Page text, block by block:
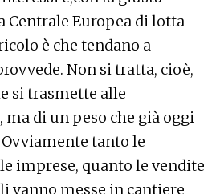
Centrale Europea di lotta
è che tendano a
Non si tratta, cioè,
si trasmette alle
di un peso che già oggi
tanto le
imprese, quanto le vendite
vanno messe in cantiere